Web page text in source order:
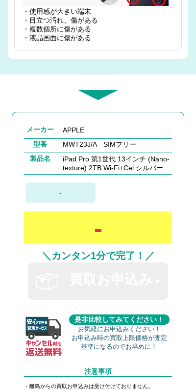
・使用感が大きい端末
・目立つ汚れ、傷がある
・複数個所に傷がある
・液晶画面に傷がある
メーカー
APPLE
型番
MWT23J/A SIMフリー
製品名
iPad Pro 第1世代 13インチ (Nano-
texture) 2TB Wi-Fi+Cel シルバー
-
-
＼カンタン1分で完了！／
是非比較してみてください！
お気軽にお申込みください！
お申込み時の買取上限価格が査定
基準になるのでお早めに！
注意事項
・離島からの買取お申込みは受け付けておりません。